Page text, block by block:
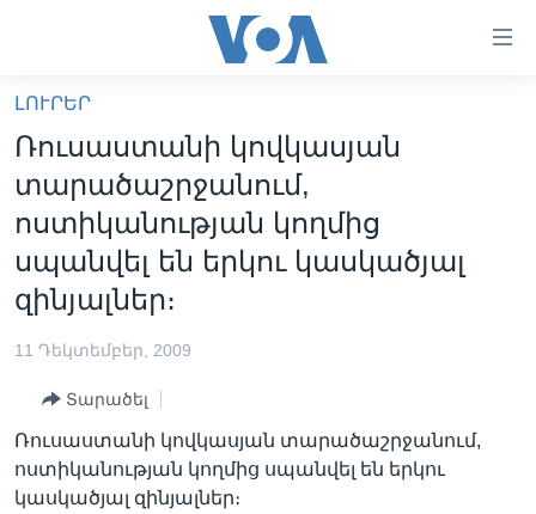
հիմնական
բովանդակությանը
անցնել
հիմնական
բովանդակությանը
հիմնական
բովանդակություն
ՍՓՅՈՒՌՔ
ՏԵՍԱՆՅՈՒԹԵՐ
ՖԻԼՄԵՐ
ՖԻԼՄԵՐ
ՄԵՐ ՄԱՍԻՆ
ԿԱՊ ՄԵԶ ՀԵՏ
Learning English
ԼՈՒՐԵՐ
Ռուսաստանի կովկասյան
տարածաշրջանում,
ոստիկանության կողմից
սպանվել են երկու կասկածյալ
զինյալներ։
11 Դեկտեմբեր, 2009
Տարածել
Ռուսաստանի կովկասյան տարածաշրջանում,
ոստիկանության կողմից սպանվել են երկու
կասկածյալ զինյալներ։